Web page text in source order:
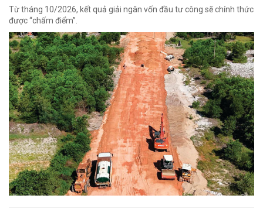
Từ tháng 10/2026, kết quả giải ngân vốn đầu tư công sẽ chính thức
được “chấm điểm”.